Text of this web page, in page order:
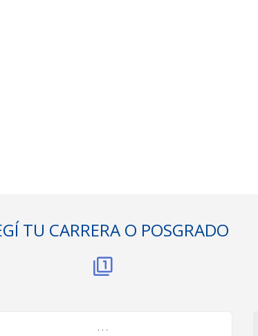
TU CARRERA O POSGRADO
. . .